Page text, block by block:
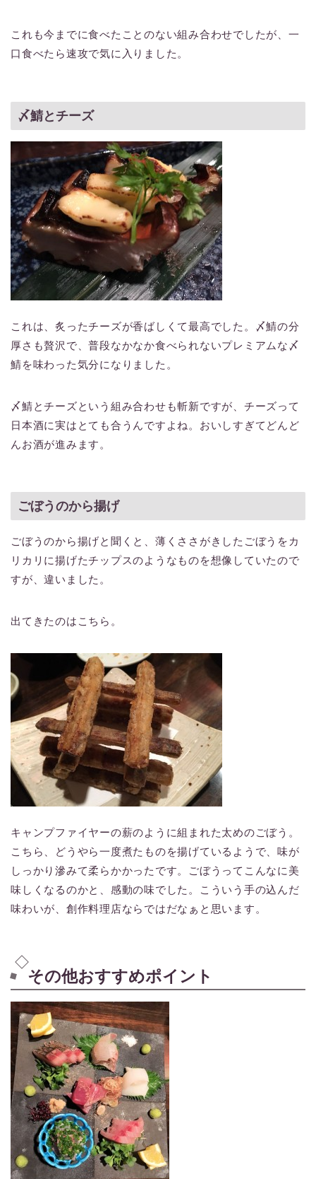
これも今までに食べたことのない組み合わせでしたが、一
口食べたら速攻で気に入りました。
〆鯖とチーズ
これは、炙ったチーズが香ばしくて最高でした。〆鯖の分
厚さも贅沢で、普段なかなか食べられないプレミアムな〆
鯖を味わった気分になりました。
〆鯖とチーズという組み合わせも斬新ですが、チーズって
日本酒に実はとても合うんですよね。おいしすぎてどんど
んお酒が進みます。
ごぼうのから揚げ
ごぼうのから揚げと聞くと、薄くささがきしたごぼうをカ
リカリに揚げたチップスのようなものを想像していたので
すが、違いました。
出てきたのはこちら。
キャンプファイヤーの薪のように組まれた太めのごぼう。
こちら、どうやら一度煮たものを揚げているようで、味が
しっかり滲みて柔らかかったです。ごぼうってこんなに美
味しくなるのかと、感動の味でした。こういう手の込んだ
味わいが、創作料理店ならではだなぁと思います。
その他おすすめポイント